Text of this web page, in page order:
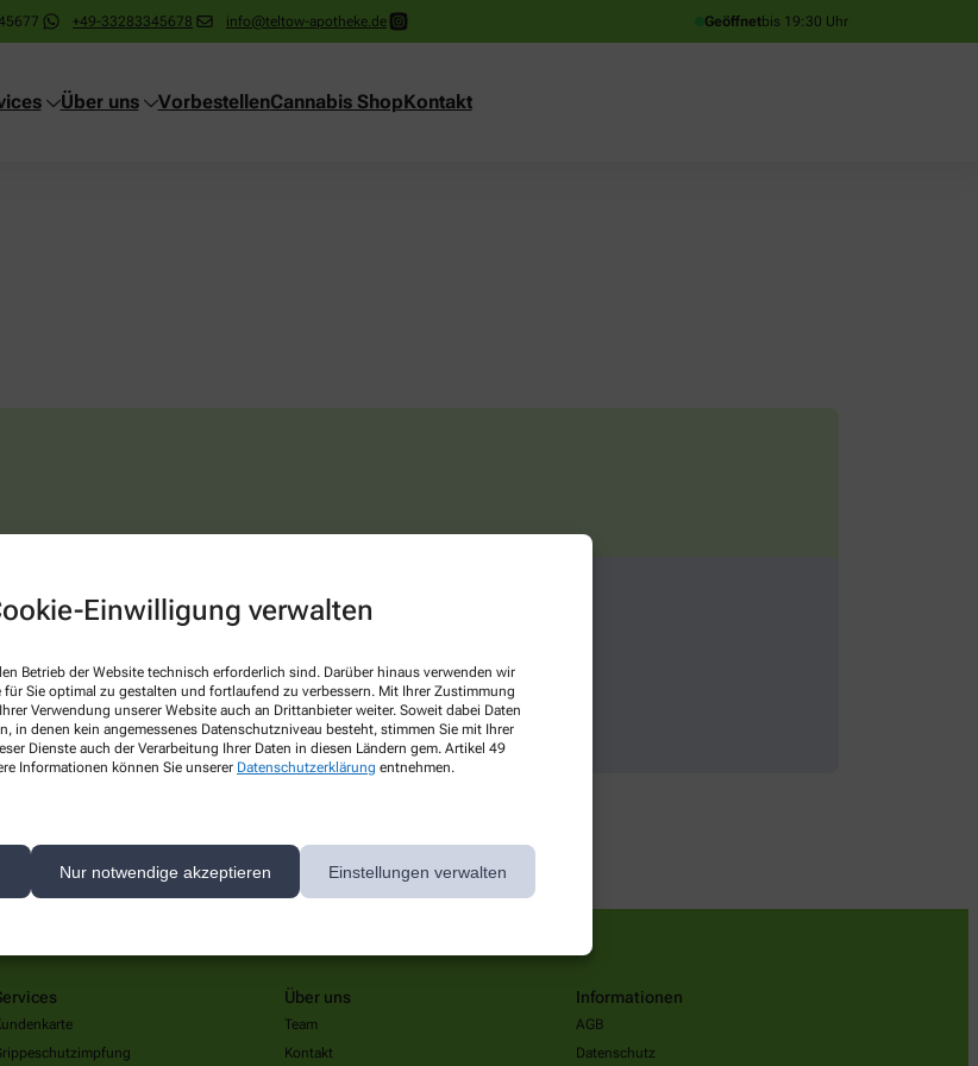
Einwilligung verwalten
Betrieb der Website technisch erforderlich sind. Darüber hinaus verwenden wir
für Sie optimal zu gestalten und fortlaufend zu verbessern. Mit Ihrer Zustimmung
Verwendung unserer Website auch an Drittanbieter weiter. Soweit dabei Daten
in denen kein angemessenes Datenschutzniveau besteht, stimmen Sie mit Ihrer
Dienste auch der Verarbeitung Ihrer Daten in diesen Ländern gem. Artikel 49
Informationen können Sie unserer Datenschutzerklärung entnehmen.
Nur notwendige akzeptieren Einstellungen verwalten
+49-33283345678 info@teltow-apotheke.de Geöffnetbis 19:30 Uhr
Über uns VorbestellenCannabis ShopKontakt
Über uns
Team
Kontakt
Informationen
AGB
Datenschutz